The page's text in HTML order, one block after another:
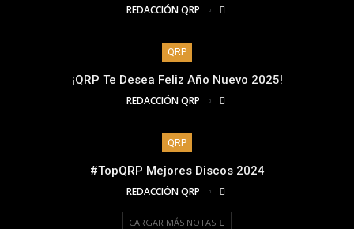
REDACCIÓN QRP
QRP
¡QRP Te Desea Feliz Año Nuevo 2025!
REDACCIÓN QRP
QRP
#TopQRP Mejores Discos 2024
REDACCIÓN QRP
CARGAR MÁS NOTAS